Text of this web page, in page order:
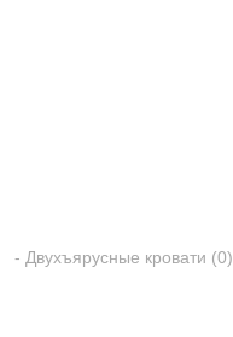
- Двухъярусные кровати (0)